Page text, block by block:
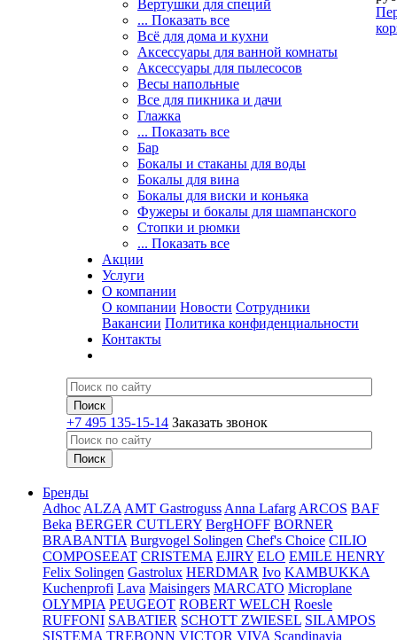
Вертушки для специй
... Показать все
Всё для дома и кухни
Аксессуары для ванной комнаты
Аксессуары для пылесосов
Весы напольные
Все для пикника и дачи
Глажка
... Показать все
Бар
Бокалы и стаканы для воды
Бокалы для вина
Бокалы для виски и коньяка
Фужеры и бокалы для шампанского
Стопки и рюмки
... Показать все
Акции
Услуги
О компании
О компании Новости Сотрудники
Вакансии Политика конфиденциальности
Контакты
+7 495 135-15-14 Заказать звонок
Бренды
Adhoc ALZA AMT Gastroguss Anna Lafarg ARCOS BAF
Beka BERGER CUTLERY BergHOFF BORNER
BRABANTIA Burgvogel Solingen Chef's Choice CILIO
COMPOSEEAT CRISTEMA EJIRY ELO EMILE HENRY
Felix Solingen Gastrolux HERDMAR Ivo KAMBUKKA
Kuchenprofi Lava Maisingers MARCATO Microplane
OLYMPIA PEUGEOT ROBERT WELCH Roesle
RUFFONI SABATIER SCHOTT ZWIESEL SILAMPOS
SISTEMA TREBONN VICTOR VIVA Scandinavia